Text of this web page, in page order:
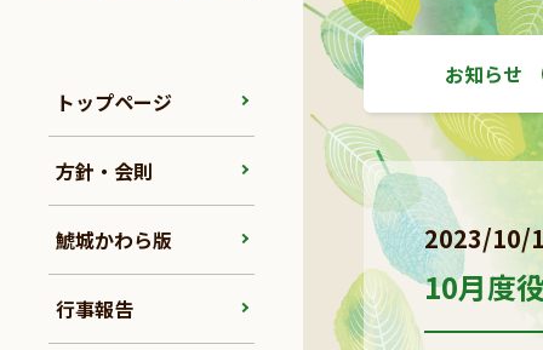
トップページ
方針・会則
鯱城かわら版
行事報告
お知らせ
2023/10/
10月度